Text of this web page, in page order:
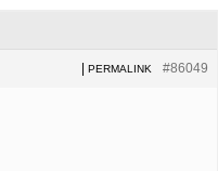
#86049
PERMALINK